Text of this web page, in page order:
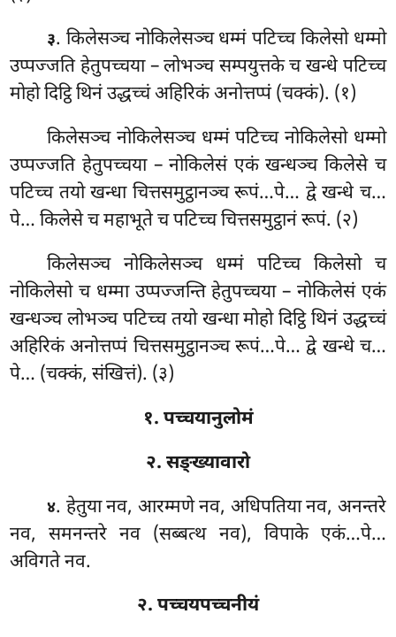
३. किलेसञ्च नोकिलेसञ्च धम्मं पटिच्च किलेसो धम्मो
उप्पज्जति हेतुपच्चया – लोभञ्च सम्पयुत्तके च खन्धे पटिच्च
मोहो दिट्ठि थिनं उद्धच्चं अहिरिकं अनोत्तप्पं (चक्कं). (१)
किलेसञ्च नोकिलेसञ्च धम्मं पटिच्च नोकिलेसो धम्मो
उप्पज्जति हेतुपच्चया – नोकिलेसं एकं खन्धञ्च किलेसे च
पटिच्च तयो खन्धा चित्तसमुट्ठानञ्च रूपं…पे… द्वे खन्धे च…
पे… किलेसे च महाभूते च पटिच्च चित्तसमुट्ठानंरूपं. (२)
किलेसञ्च नोकिलेसञ्च धम्मं पटिच्च किलेसो च
नोकिलेसो च धम्मा उप्पज्जन्ति हेतुपच्चया – नोकिलेसं एकं
खन्धञ्च लोभञ्च पटिच्च तयो खन्धा मोहो दिट्ठि थिनं उद्धच्चं
अहिरिकं अनोत्तप्पं चित्तसमुट्ठानञ्च रूपं…पे… द्वे खन्धे च…
पे… (चक्कं, संखित्तं). (३)
१. पच्चयानुलोमं
२. सङ्ख्यावारो
४. हेतुया नव, आरम्मणे नव, अधिपतिया नव, अनन्तरे
नव, समनन्तरे नव (सब्बत्थ नव), विपाके एकं…पे…
अविगते नव.
२. पच्चयपच्चनीयं